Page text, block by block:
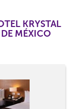
KRYSTAL
MÉXICO